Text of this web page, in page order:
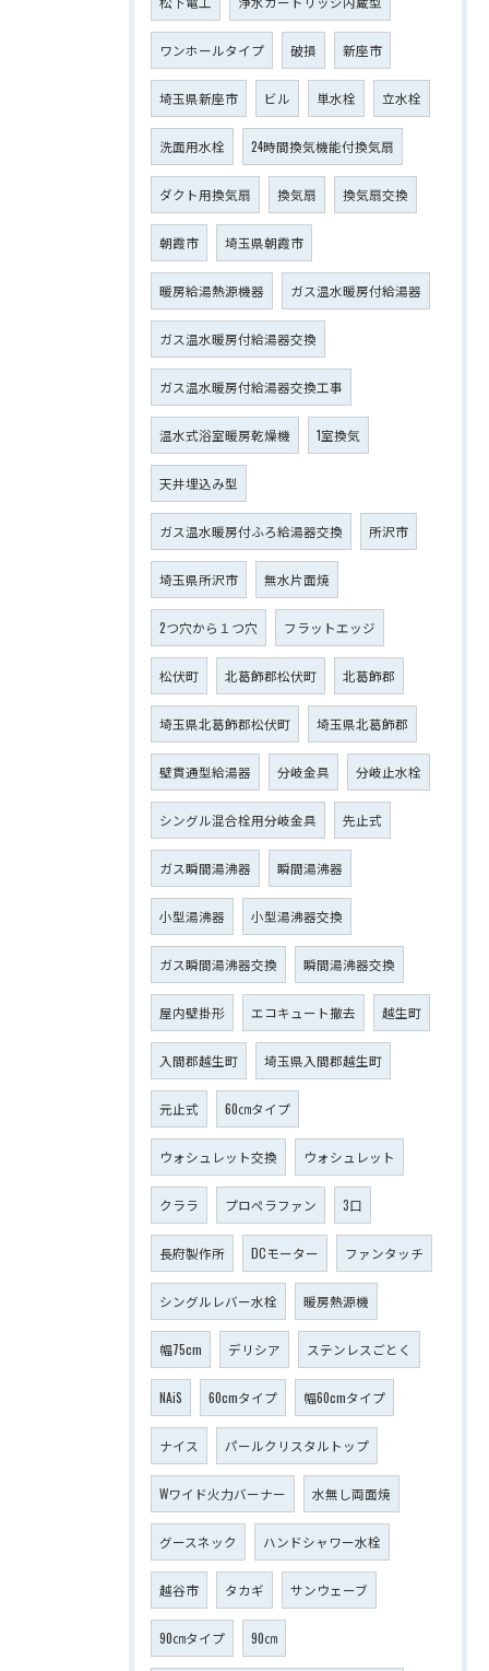
ワンホールタイプ 破損 新座市
埼玉県新座市 ビル 単水栓 立水栓
洗面用水栓 24時間換気機能付換気扇
ダクト用換気扇 換気扇 換気扇交換
朝霞市 埼玉県朝霞市
暖房給湯熱源機器 ガス温水暖房付給湯器
ガス温水暖房付給湯器交換
ガス温水暖房付給湯器交換工事
温水式浴室暖房乾燥機 1室換気
天井埋込み型
ガス温水暖房付ふろ給湯器交換 所沢市
埼玉県所沢市 無水片面焼
2つ穴から１つ穴 フラットエッジ
松伏町 北葛飾郡松伏町 北葛飾郡
埼玉県北葛飾郡松伏町 埼玉県北葛飾郡
壁貫通型給湯器 分岐金具 分岐止水栓
シングル混合栓用分岐金具 先止式
ガス瞬間湯沸器 瞬間湯沸器
小型湯沸器 小型湯沸器交換
ガス瞬間湯沸器交換 瞬間湯沸器交換
屋内壁掛形 エコキュート撤去 越生町
入間郡越生町 埼玉県入間郡越生町
元止式 60㎝タイプ
ウォシュレット交換 ウォシュレット
クララ プロペラファン 3口
長府製作所 DCモーター ファンタッチ
シングルレバー水栓 暖房熱源機
幅75cm デリシア ステンレスごとく
NAiS 60cmタイプ 幅60cmタイプ
ナイス パールクリスタルトップ
Wワイド火力バーナー 水無し両面焼
グースネック ハンドシャワー水栓
越谷市 タカギ サンウェーブ
90㎝タイプ 90㎝